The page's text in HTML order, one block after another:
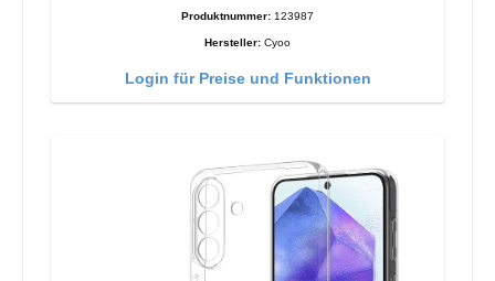
Produktnummer: 123987
Hersteller: Cyoo
Login für Preise und Funktionen